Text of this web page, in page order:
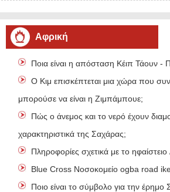
Αφρική
Ποια είναι η απόσταση Κέιπ Τάουν -
Ο Κιμ επισκέπτεται μια χώρα που
μπορούσε να είναι η Ζιμπάμπουε;
Πώς ο άνεμος και το νερό έχουν
χαρακτηριστικά της Σαχάρας;
Πληροφορίες σχετικά με το
Blue Cross Νοσοκομείο ogba road
Ποιο είναι το σύμβολο για την έρημο